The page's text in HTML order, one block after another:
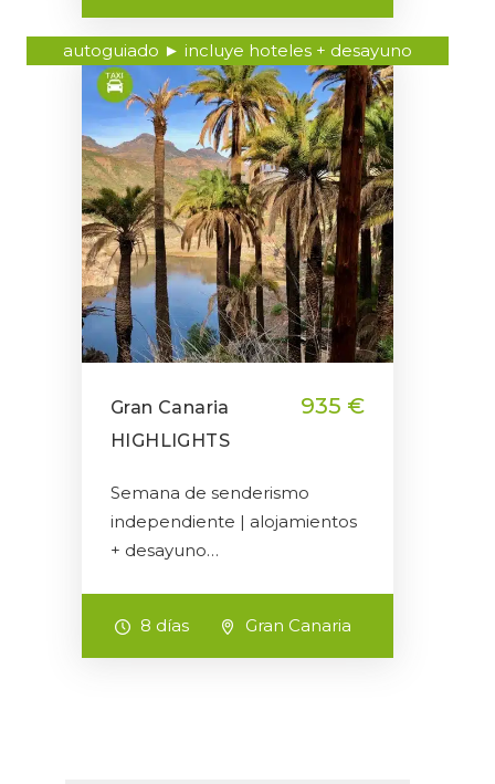
autoguiado ► incluye hoteles + desayuno
Gran Canaria
HIGHLIGHTS
935 €
Semana de senderismo
independiente | alojamientos
+ desayuno…
8 días Gran Canaria